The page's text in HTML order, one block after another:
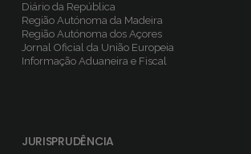
Diário da República
Região Autónoma da Madeira
Região Autónoma dos Açores
Jornal Oficial da União Europeia
Informação Aduaneira e Fiscal
JURISPRUDÊNCIA